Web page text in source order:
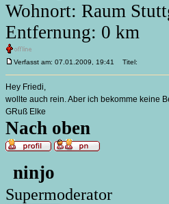
Wohnort: Raum
Entfernung: 0 km
Verfasst am: 07.01.2009, 19:41 Titel:
Hey Friedi,
wollte auch rein. Aber ich bekomme keine
GRuß Elke
Nach oben
ninjo
Supermoderator